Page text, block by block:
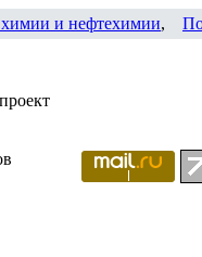
и нефтехимии,